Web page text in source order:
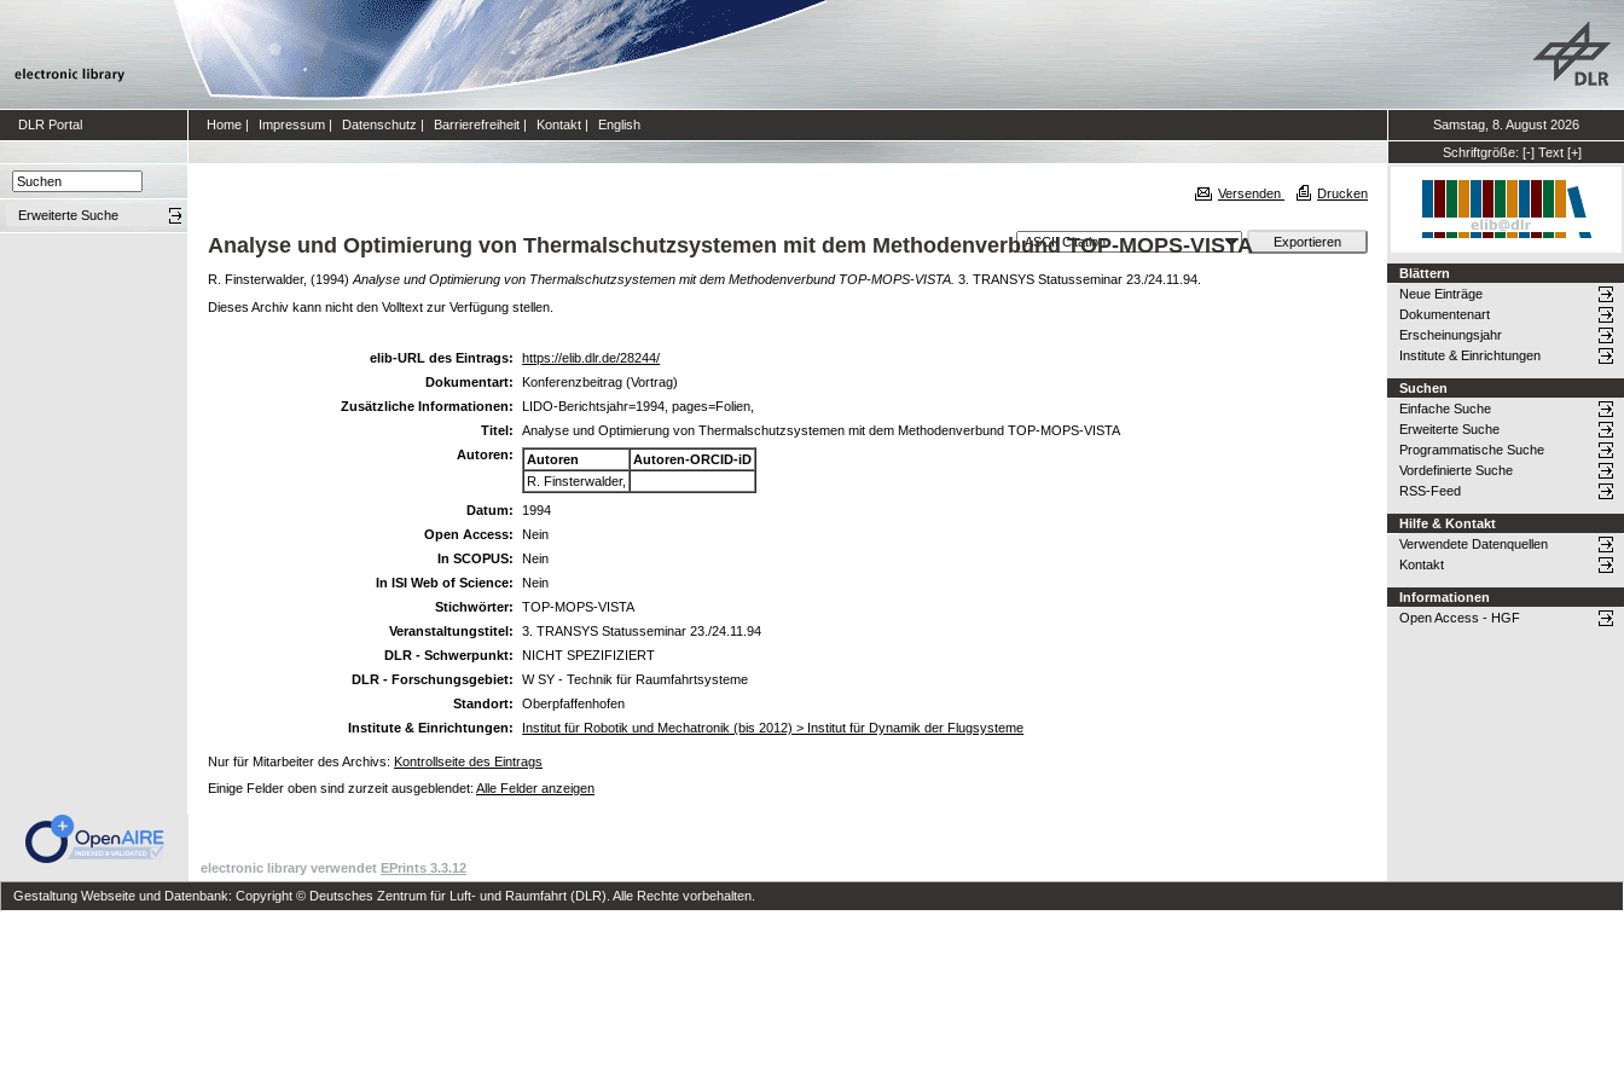
DLR Portal Home | Impressum | Datenschutz | Barrierefreiheit | Kontakt | English
Samstag, 8. August 2026
Schriftgröße: [-] Text [+]
Erweiterte Suche
Versenden Drucken
Analyse und Optimierung von Thermalschutzsystemen mit dem Methodenverbund TOP-MOPS-VISTA
R. Finsterwalder, (1994) Analyse und Optimierung von Thermalschutzsystemen mit dem Methodenverbund TOP-MOPS-VISTA. 3. TRANSYS Statusseminar 23./24.11.94.
Dieses Archiv kann nicht den Volltext zur Verfügung stellen.
elib-URL des Eintrags:
https://elib.dlr.de/28244/
Dokumentart:
Konferenzbeitrag (Vortrag)
Zusätzliche Informationen:
LIDO-Berichtsjahr=1994, pages=Folien,
Titel:
Analyse und Optimierung von Thermalschutzsystemen mit dem Methodenverbund TOP-MOPS-VISTA
Autoren:
Autoren
Autoren-ORCID-iD
R. Finsterwalder,
Datum:
1994
Open Access:
Nein
In SCOPUS:
Nein
In ISI Web of Science:
Nein
Stichwörter:
TOP-MOPS-VISTA
Veranstaltungstitel:
3. TRANSYS Statusseminar 23./24.11.94
DLR - Schwerpunkt:
NICHT SPEZIFIZIERT
DLR - Forschungsgebiet:
W SY - Technik für Raumfahrtsysteme
Standort:
Oberpfaffenhofen
Institute & Einrichtungen:
Institut für Robotik und Mechatronik (bis 2012) > Institut für Dynamik der Flugsysteme
Nur für Mitarbeiter des Archivs: Kontrollseite des Eintrags
Einige Felder oben sind zurzeit ausgeblendet: Alle Felder anzeigen
Blättern
Neue Einträge
Dokumentenart
Erscheinungsjahr
Institute & Einrichtungen
Suchen
Einfache Suche
Erweiterte Suche
Programmatische Suche
Vordefinierte Suche
RSS-Feed
Hilfe & Kontakt
Verwendete Datenquellen
Kontakt
Informationen
Open Access - HGF
electronic library verwendet EPrints 3.3.12
Gestaltung Webseite und Datenbank: Copyright © Deutsches Zentrum für Luft- und Raumfahrt (DLR). Alle Rechte vorbehalten.